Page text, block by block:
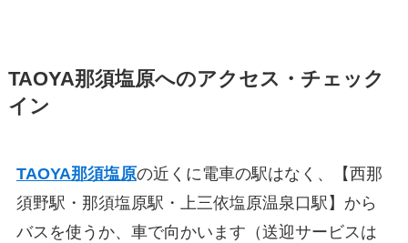
TAOYA那須塩原へのアクセス・チェック
イン
TAOYA那須塩原の近くに電車の駅はなく、【西那
須野駅・那須塩原駅・上三依塩原温泉口駅】から
バスを使うか、車で向かいます（送迎サービスは